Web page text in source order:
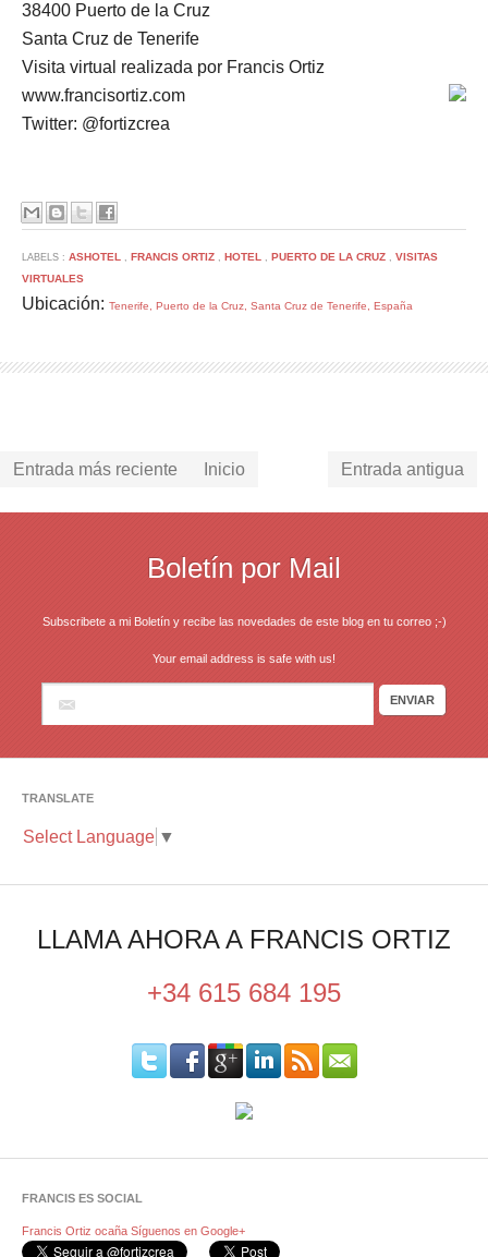
38400 Puerto de la Cruz
Santa Cruz de Tenerife
Visita virtual realizada por Francis Ortiz
www.francisortiz.com
Twitter: @fortizcrea
LABELS : ASHOTEL , FRANCIS ORTIZ , HOTEL , PUERTO DE LA CRUZ , VISITAS
VIRTUALES
Ubicación: Tenerife, Puerto de la Cruz, Santa Cruz de Tenerife, España
Entrada más reciente Entrada antigua
Inicio
Boletín por Mail
Subscribete a mi Boletín y recibe las novedades de este blog en tu correo ;-)
Your email address is safe with us!
TRANSLATE
Select Language ▼
LLAMA AHORA A FRANCIS ORTIZ
+34 615 684 195
FRANCIS ES SOCIAL
Francis Ortiz ocaña Síguenos en Google+